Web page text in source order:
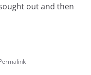
out and then